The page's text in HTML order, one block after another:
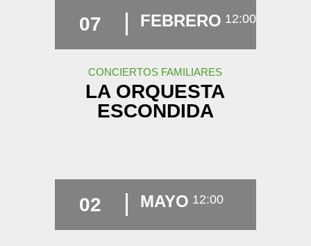
07 FEBRERO 12:00
CONCIERTOS FAMILIARES
LA ORQUESTA
ESCONDIDA
02 MAYO 12:00